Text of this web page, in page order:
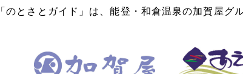
「のとさとガイド」は、能登・和倉温泉の加賀屋グ